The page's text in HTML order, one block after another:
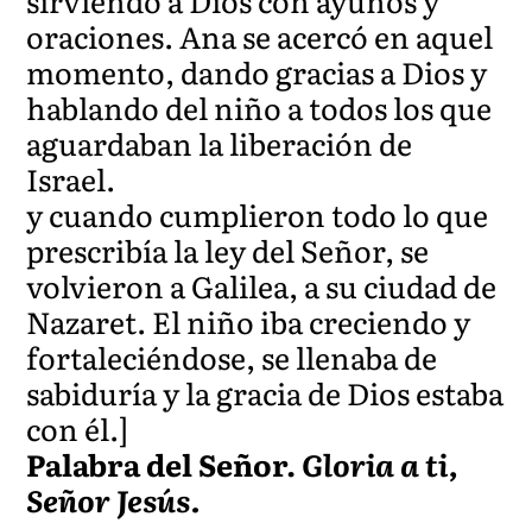
oraciones. Ana se acercó en aquel
momento, dando gracias a Dios y
hablando del niño a todos los que
aguardaban la liberación de
Israel.
y cuando cumplieron todo lo que
prescribía la ley del Señor, se
volvieron a Galilea, a su ciudad de
Nazaret. El niño iba creciendo y
fortaleciéndose, se llenaba de
sabiduría y la gracia de Dios estaba
con él.]
Palabra del Señor.Gloria a ti,
Señor Jesús.